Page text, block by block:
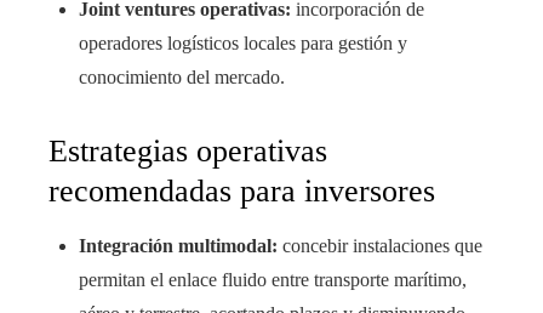
Joint ventures operativas: incorporación de
operadores logísticos locales para gestión y
conocimiento del mercado.
Estrategias operativas
recomendadas para inversores
Integración multimodal: concebir instalaciones que
permitan el enlace fluido entre transporte marítimo,